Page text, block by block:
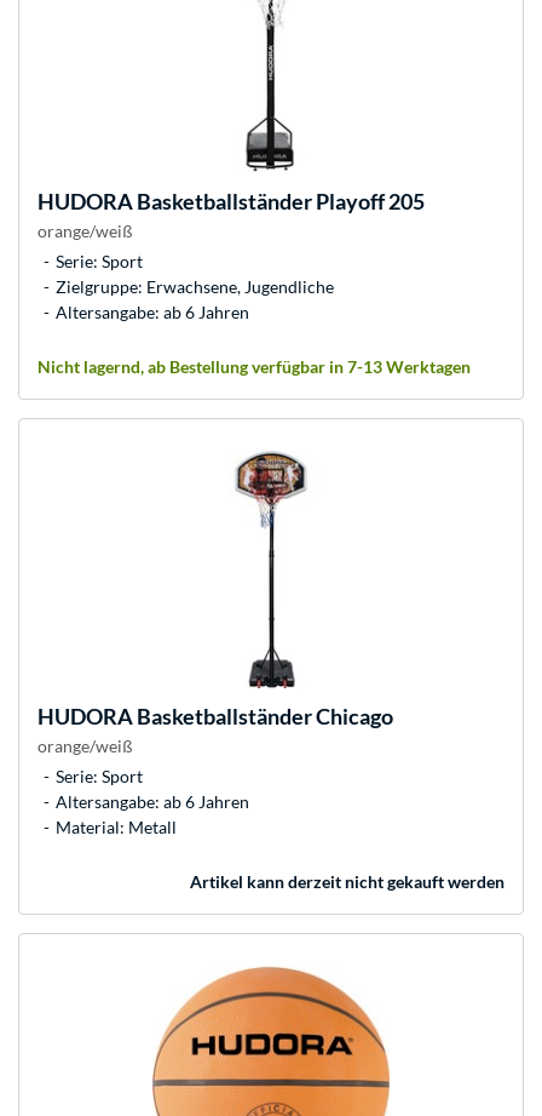
HUDORABasketballständer Playoff 205
orange/weiß
Serie: Sport
Zielgruppe: Erwachsene, Jugendliche
Altersangabe: ab 6 Jahren
Nicht lagernd, ab Bestellung verfügbar in 7-13 Werktagen
HUDORABasketballständer Chicago
orange/weiß
Serie: Sport
Altersangabe: ab 6 Jahren
Material: Metall
Artikel kann derzeit nicht gekauft werden